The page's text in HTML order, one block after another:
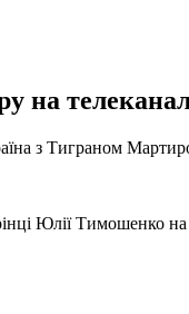
на
з Тиграном
Юлії Тимошенко